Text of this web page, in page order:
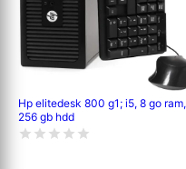
Hp elitedesk 800 g1; i5, 8 go ram,
256 gb hdd